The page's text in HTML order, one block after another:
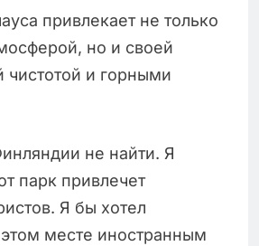
привлекает не только
но и своей
чистотой и горными
не найти. Я
парк привлечет
Я бы хотел
этом месте иностранным